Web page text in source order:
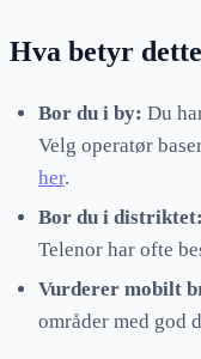
Hva betyr
Bor du i by: Du
Velg operatør
her.
Bor du i distriktet:
Telenor har ofte
Vurderer mobilt
områder med god